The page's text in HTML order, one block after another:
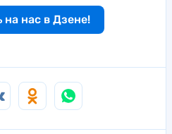
нас в Дзене!